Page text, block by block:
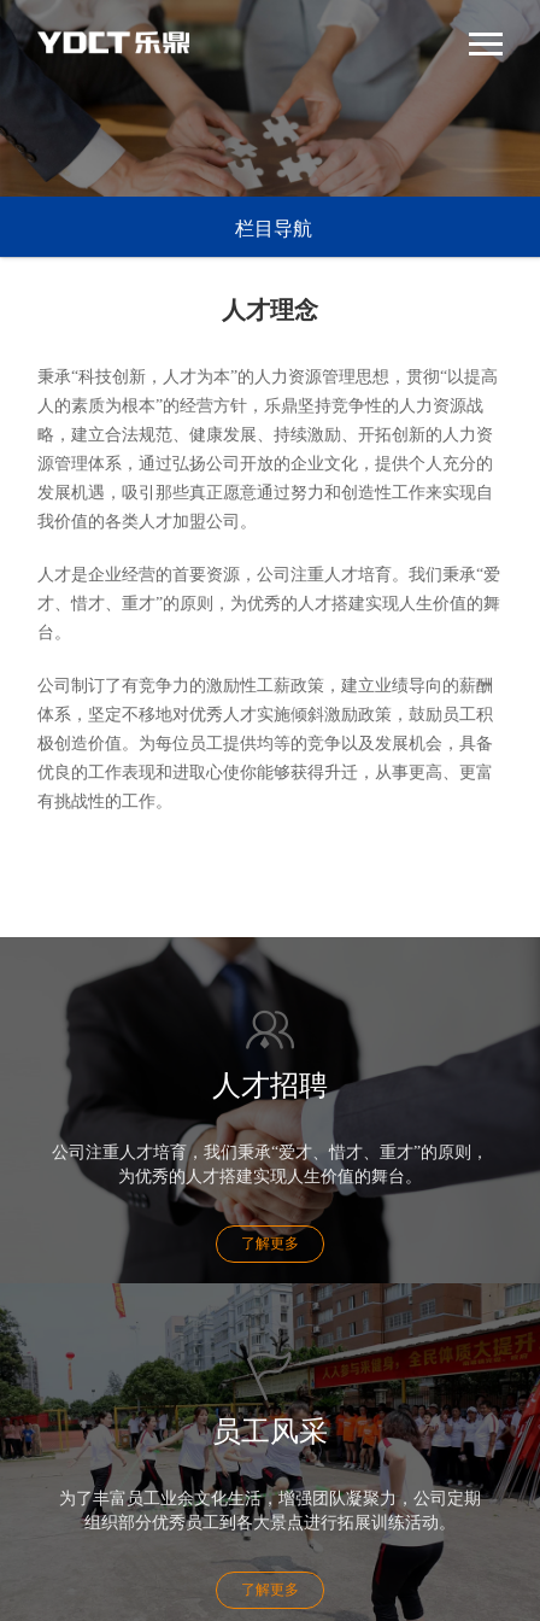
栏目导航
人才理念
秉承“科技创新，人才为本”的人力资源管理思想，贯彻“以提高
人的素质为根本”的经营方针，乐鼎坚持竞争性的人力资源战
略，建立合法规范、健康发展、持续激励、开拓创新的人力资
源管理体系，通过弘扬公司开放的企业文化，提供个人充分的
发展机遇，吸引那些真正愿意通过努力和创造性工作来实现自
我价值的各类人才加盟公司。
人才是企业经营的首要资源，公司注重人才培育。我们秉承“爱
才、惜才、重才”的原则，为优秀的人才搭建实现人生价值的舞
台。
公司制订了有竞争力的激励性工薪政策，建立业绩导向的薪酬
体系，坚定不移地对优秀人才实施倾斜激励政策，鼓励员工积
极创造价值。为每位员工提供均等的竞争以及发展机会，具备
优良的工作表现和进取心使你能够获得升迁，从事更高、更富
有挑战性的工作。
人才招聘
公司注重人才培育，我们秉承“爱才、惜才、重才”的原则，
为优秀的人才搭建实现人生价值的舞台。
了解更多
员工风采
为了丰富员工业余文化生活，增强团队凝聚力，公司定期
组织部分优秀员工到各大景点进行拓展训练活动。
了解更多